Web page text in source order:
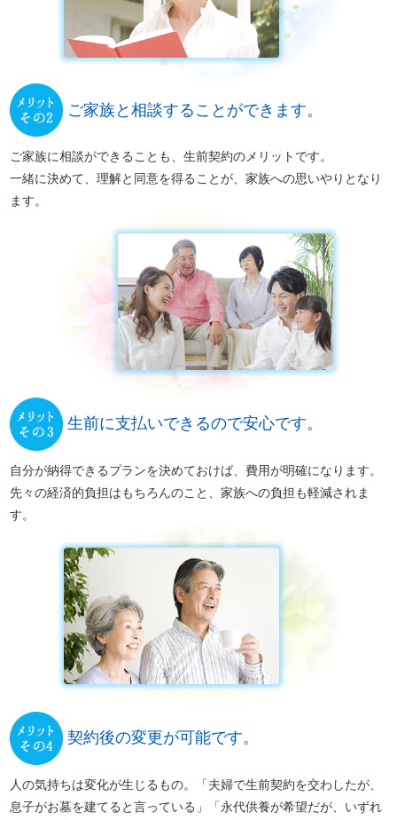
ご家族と相談することができます。
ご家族に相談ができることも、生前契約のメリットです。
一緒に決めて、理解と同意を得ることが、家族への思いやりとなり
ます。
生前に支払いできるので安心です。
自分が納得できるプランを決めておけば、費用が明確になります。
先々の経済的負担はもちろんのこと、家族への負担も軽減されま
す。
契約後の変更が可能です。
人の気持ちは変化が生じるもの。「夫婦で生前契約を交わしたが、
息子がお墓を建てると言っている」「永代供養が希望だが、いずれ